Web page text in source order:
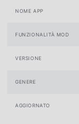
NOME APP
FUNZIONALITÀ MOD
VERSIONE
GENERE
AGGIORNATO